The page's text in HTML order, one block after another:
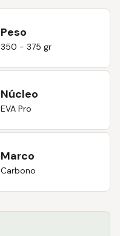
Peso
350 - 375 gr
Núcleo
EVA Pro
Marco
Carbono